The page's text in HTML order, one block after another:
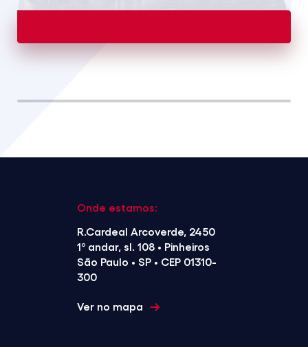
Onde estamos:
R.Cardeal Arcoverde, 2450
1º andar, sl. 108 • Pinheiros
São Paulo • SP • CEP 01310-
300
Ver no mapa